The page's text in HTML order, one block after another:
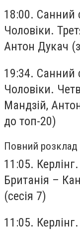
18:00. Санний
Чоловіки.
Антон Дукач
19:34. Санний
Чоловіки.
Мандзій,
до топ-20)
Повний розклад
11:05.
Британія –
(сесія 7)
11:05.